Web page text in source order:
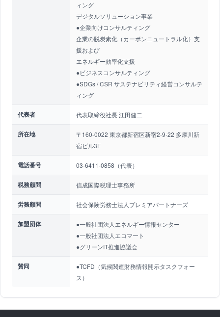
ィング
デジタルソリューション事業
●企業向けコンサルティング
企業の脱炭素化（カーボンニュートラル化）支
援および
エネルギー効率化支援
●ビジネスコンサルティング
●SDGs / CSR サステナビリティ経営コンサルテ
ィング
代表者 代表取締役社長 江田健二
所在地
〒160-0022 東京都新宿区新宿2-9-22 多摩川新
宿ビル3F
電話番号 03-6411-0858（代表）
税務顧問 信成国際税理士事務所
労務顧問 社会保険労務士法人プレミアパートナーズ
加盟団体
●一般社団法人エネルギー情報センター
●一般社団法人エコマート
●グリーンIT推進協議会
賛同
●TCFD（気候関連財務情報開示タスクフォー
ス）